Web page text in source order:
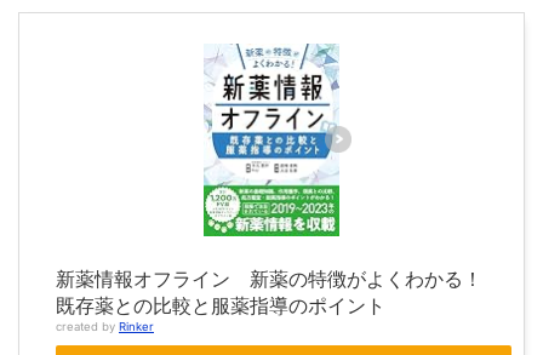
新薬情報オフライン 新薬の特徴がよくわかる！
既存薬との比較と服薬指導のポイント
created by Rinker